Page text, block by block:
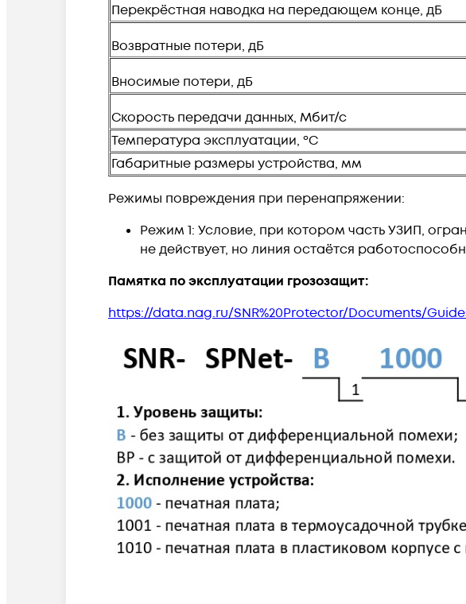
Перекрёстная наводка на передающем конце, дБ
Возвратные потери, дБ
Вносимые потери, дБ
Скорость передачи данных, Мбит/с
Температура эксплуатации, ºС
Габаритные размеры устройства, мм
Режимы повреждения при перенапряжении:
Режим 1: Условие, при котором часть УЗИП,
не действует, но линия остаётся
Памятка по эксплуатации грозозащит:
https://data.nag.ru/SNR%20Protector/Documents/